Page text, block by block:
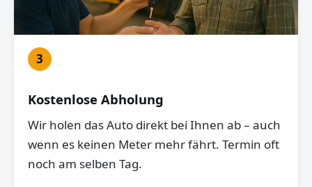
3
Kostenlose Abholung
Wir holen das Auto direkt bei Ihnen ab – auch
wenn es keinen Meter mehr fährt. Termin oft
noch am selben Tag.